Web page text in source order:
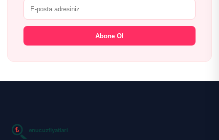
Abone Ol